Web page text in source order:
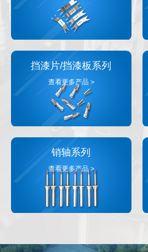
挡漆片/挡漆板系列
查看更多产品 >
销轴系列
查看更多产品 >